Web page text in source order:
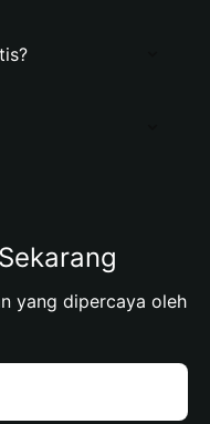
yang dipercaya oleh